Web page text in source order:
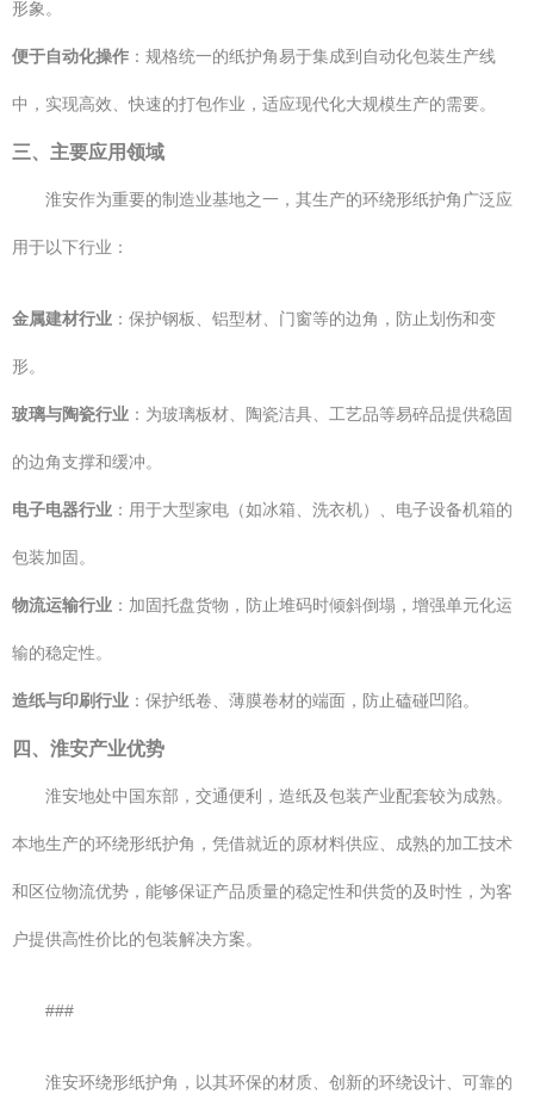
形象。
便于自动化操作 ：规格统一的纸护角易于集成到自动化包装生产线
中，实现高效、快速的打包作业，适应现代化大规模生产的需要。
三、主要应用领域
淮安作为重要的制造业基地之一，其生产的环绕形纸护角广泛应
用于以下行业：
金属建材行业 ：保护钢板、铝型材、门窗等的边角，防止划伤和变
形。
玻璃与陶瓷行业 ：为玻璃板材、陶瓷洁具、工艺品等易碎品提供稳固
的边角支撑和缓冲。
电子电器行业 ：用于大型家电（如冰箱、洗衣机）、电子设备机箱的
包装加固。
物流运输行业 ：加固托盘货物，防止堆码时倾斜倒塌，增强单元化运
输的稳定性。
造纸与印刷行业 ：保护纸卷、薄膜卷材的端面，防止磕碰凹陷。
四、淮安产业优势
淮安地处中国东部，交通便利，造纸及包装产业配套较为成熟。
本地生产的环绕形纸护角，凭借就近的原材料供应、成熟的加工技术
和区位物流优势，能够保证产品质量的稳定性和供货的及时性，为客
户提供高性价比的包装解决方案。
###
淮安环绕形纸护角，以其环保的材质、创新的环绕设计、可靠的